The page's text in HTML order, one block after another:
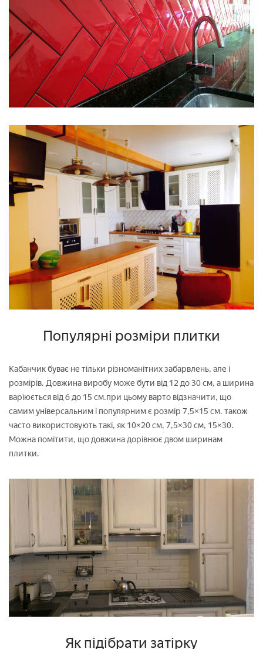
Популярні розміри плитки
Кабанчик буває не тільки різноманітних забарвлень, але і
розмірів. Довжина виробу може бути від 12 до 30 см, а ширина
варіюється від 6 до 15 см.при цьому варто відзначити, що
самим універсальним і популярним є розмір 7,5×15 см. також
часто використовують такі, як 10×20 см, 7,5×30 см, 15×30.
Можна помітити, що довжина дорівнює двом ширинам
плитки.
Як підібрати затірку